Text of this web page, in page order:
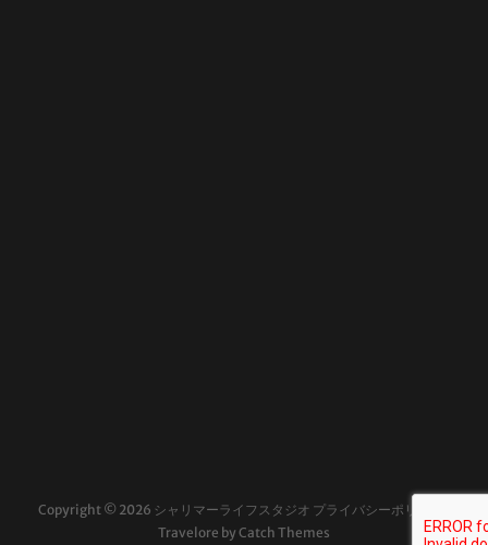
Copyright © 2026 シャリマーライフスタジオ プライバシーポリシー
Travelore by Catch Themes